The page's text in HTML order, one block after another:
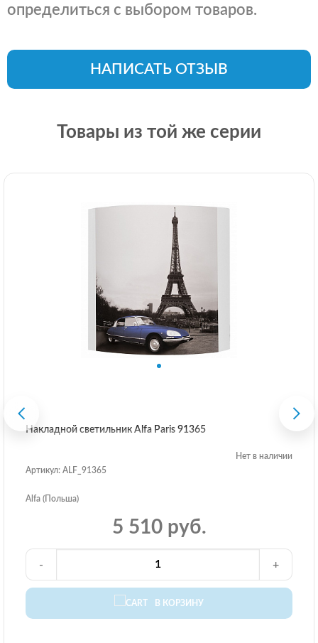
определиться с выбором товаров.
НАПИСАТЬ ОТЗЫВ
Товары из той же серии
Накладной светильник Alfa Paris 91365
Нет в наличии
Артикул: ALF_91365
Alfa (Польша)
5 510 руб.
В КОРЗИНУ
- +